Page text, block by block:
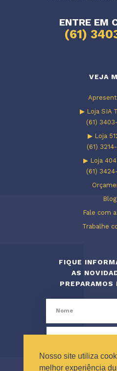
ENTRE EM
(61)
VEJA
▶ Loja SIA
(61)
▶ Loja
(61)
▶ Loja
(61)
Blog
Fale com
Trabalhe
FIQUE
AS
PREPARAMOS
Nosso site utiliza
melhor experiência